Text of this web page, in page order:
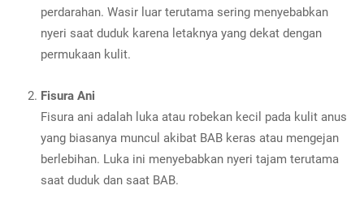
perdarahan. Wasir luar terutama sering menyebabkan
nyeri saat duduk karena letaknya yang dekat dengan
permukaan kulit.
Fisura Ani
Fisura ani adalah luka atau robekan kecil pada kulit anus
yang biasanya muncul akibat BAB keras atau mengejan
berlebihan. Luka ini menyebabkan nyeri tajam terutama
saat duduk dan saat BAB.